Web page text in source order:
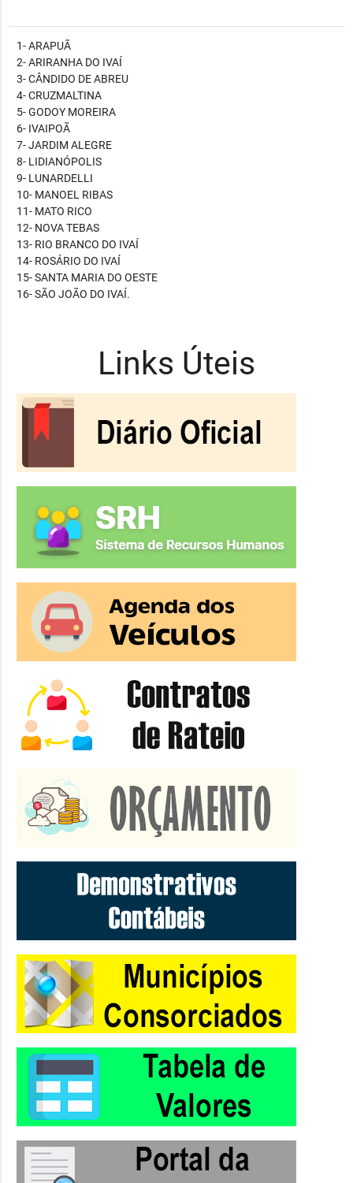
1- ARAPUÃ
2- ARIRANHA DO IVAÍ
3- CÂNDIDO DE ABREU
4- CRUZMALTINA
5- GODOY MOREIRA
6- IVAIPOÃ
7- JARDIM ALEGRE
8- LIDIANÓPOLIS
9- LUNARDELLI
10- MANOEL RIBAS
11- MATO RICO
12- NOVA TEBAS
13- RIO BRANCO DO IVAÍ
14- ROSÁRIO DO IVAÍ
15- SANTA MARIA DO OESTE
16- SÃO JOÃO DO IVAÍ.
Links Úteis